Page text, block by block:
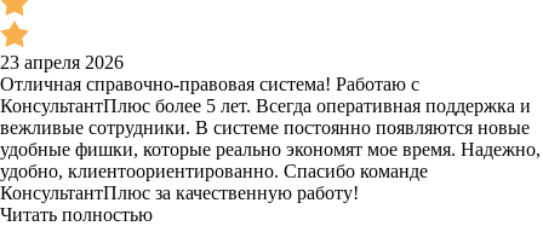
23 апреля 2026
Отличная справочно-правовая система! Работаю с
КонсультантПлюс более 5 лет. Всегда оперативная поддержка и
вежливые сотрудники. В системе постоянно появляются новые
удобные фишки, которые реально экономят мое время. Надежно,
удобно, клиентоориентированно. Спасибо команде
КонсультантПлюс за качественную работу!
Читать полностью